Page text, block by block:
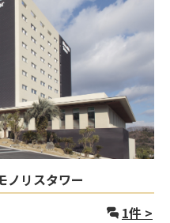
リスタワー
1件 >